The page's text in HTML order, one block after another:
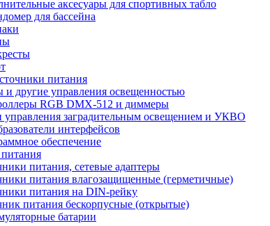
аксесуары для спортивных табло
для бассейна
питания
и другие управления освещенностью
RGB DMX-512 и диммеры
управления заградительным освещением и УКВО
интерфейсов
обеспечение
питания, сетевые адаптеры
питания влагозащищенные (герметичные)
питания на DIN-рейку
питания бескорпусные (открытые)
батарии